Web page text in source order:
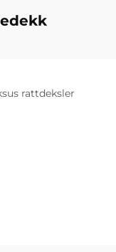
rattdeksler